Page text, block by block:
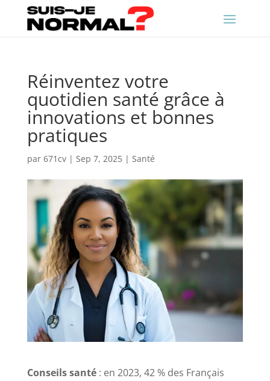
Réinventez votre
quotidien santé grâce à
innovations et bonnes
pratiques
par 671cv| Sep 7, 2025| Santé
Conseils santé: en 2023, 42 % des Français